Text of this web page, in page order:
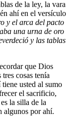
de la ley, la vara
ahí en el versículo
y el arca del pacto
una urna de oro
y las tablas
que Dios
cosas tenía
usted al sumo
el sacrificio,
la silla de la
algunos por ahí.